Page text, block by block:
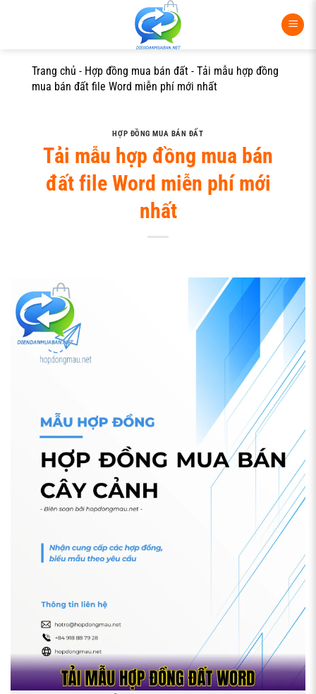
Trang chủ - Hợp đồng mua bán đất - Tải mẫu hợp đồng
mua bán đất file Word miễn phí mới nhất
HỢP ĐỒNG MUA BÁN ĐẤT
Tải mẫu hợp đồng mua bán
đất file Word miễn phí mới
nhất